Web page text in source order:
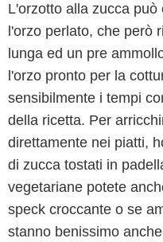
L'orzotto alla zucca
l'orzo perlato, che però
lunga ed un pre
l'orzo pronto per la
sensibilmente i tempi
della ricetta. Per
direttamente nei piatti,
di zucca tostati in
vegetariane potete
speck croccante o se
stanno benissimo